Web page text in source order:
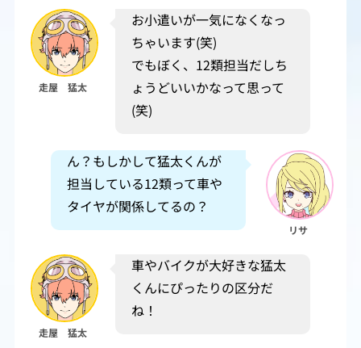
走屋 猛太
お小遣いが一気になくなっ
ちゃいます(笑)
でもぼく、12類担当だしち
ょうどいいかなって思って
(笑)
ん？もしかして猛太くんが
担当している12類って車や
タイヤが関係してるの？
リサ
走屋 猛太
車やバイクが大好きな猛太
くんにぴったりの区分だ
ね！